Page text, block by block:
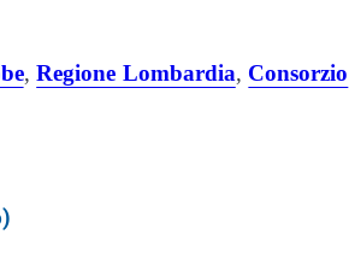
,Regione Lombardia, Consorzio